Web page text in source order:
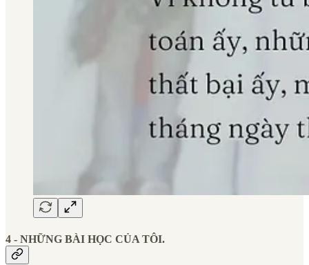
4 - NHỮNG BÀI HỌC CỦA TÔI.